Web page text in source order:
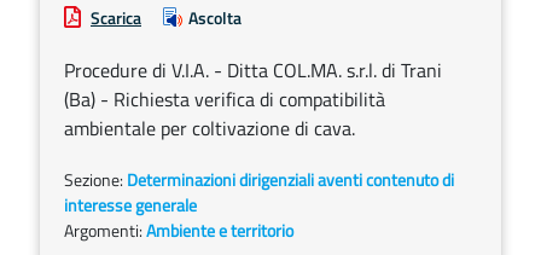
Scarica Ascolta
Procedure di V.I.A. - Ditta COL.MA. s.r.l. di Trani
(Ba) - Richiesta verifica di compatibilità
ambientale per coltivazione di cava.
Sezione: Determinazioni dirigenziali aventi contenuto di
interesse generale
Argomenti:Ambiente e territorio